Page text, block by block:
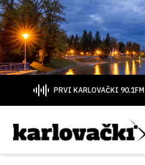
PRVI KARLOVAČKI 90.1FM